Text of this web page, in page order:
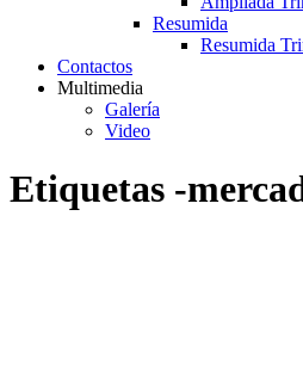
Resumida
Resumida
Contactos
Multimedia
Galería
Video
Etiquetas -